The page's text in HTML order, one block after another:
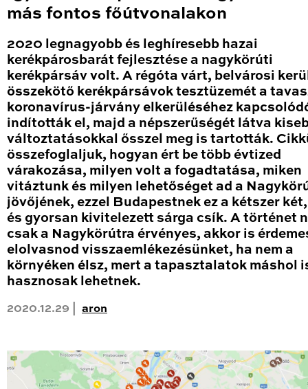
más fontos főútvonalakon
2020 legnagyobb és leghíresebb hazai
kerékpárosbarát fejlesztése a nagykörúti
kerékpársáv volt. A régóta várt, belvárosi
összekötő kerékpársávok tesztüzemét a
koronavírus-járvány elkerüléséhez
indították el, majd a népszerűségét látva
változtatásokkal ősszel meg is tartották.
összefoglaljuk, hogyan ért be több évtized
várakozása, milyen volt a fogadtatása, miken
vitáztunk és milyen lehetőséget ad a
jövőjének, ezzel Budapestnek ez a kétszer
és gyorsan kivitelezett sárga csík. A történet
csak a Nagykörútra érvényes, akkor is
elolvasnod visszaemlékezésünket, ha nem a
környéken élsz, mert a tapasztalatok máshol
hasznosak lehetnek.
2020.12.29 | aron